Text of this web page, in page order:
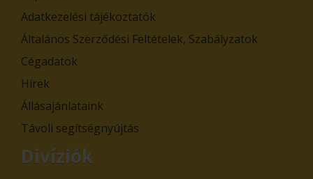
Adatkezelési tájékoztatók
Általános Szerződési Feltételek, Szabályzatok
Cégadatok
Hírek
Állásajánlataink
Távoli segítségnyújtás
Divíziók